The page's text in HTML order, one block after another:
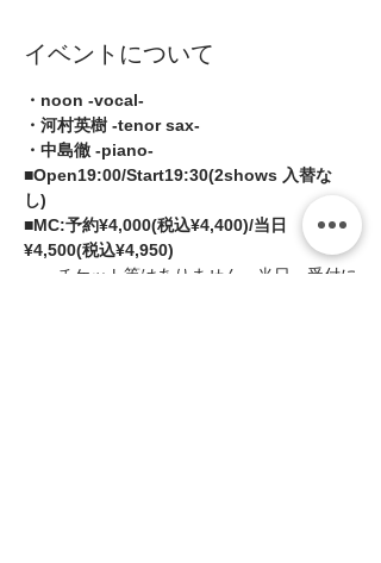
イベントについて
・noon -vocal-
・河村英樹 -tenor sax-
・中島徹 -piano-
■Open19:00/Start19:30(2shows 入替な
し)
■MC:予約¥4,000(税込¥4,400)/当日
¥4,500(税込¥4,950)
チケット等はありません。当日、受付に